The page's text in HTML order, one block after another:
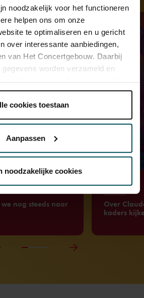
noodzakelijk voor het functioneren
helpen ons om onze
te optimaliseren en u gericht
over interessante aanbiedingen,
van Het Concertgebouw. Daarbij
worden verzameld en
welke cookies wij mogen
hier. Lees onze
op onze website kunt u uw
32 derden die uw gegevens
verwerken.
cookies toestaan
Aanpassen
noodzakelijke cookies
nog steeds naar
Artikel
Over
kaders